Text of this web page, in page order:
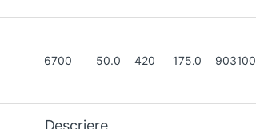
6700 50.0 420 175.0 903100
Descriere